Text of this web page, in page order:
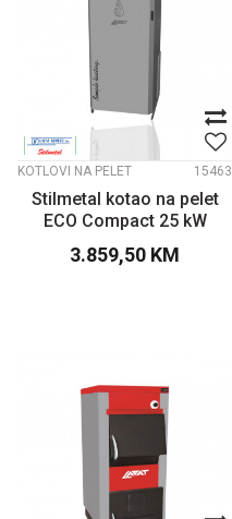
KOTLOVI NA PELET 15463
Stilmetal kotao na pelet
ECO Compact 25 kW
3.859,50 KM